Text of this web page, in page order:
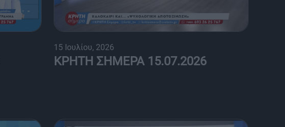
15 Ιουλίου, 2026
ΚΡΗΤΗ ΣΗΜΕΡΑ 15.07.2026